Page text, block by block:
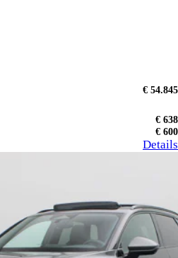
€ 54.845
€ 638
€ 600
Details